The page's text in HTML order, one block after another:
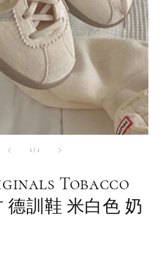
1 / 1
Tobacco
德訓鞋 米白色 奶